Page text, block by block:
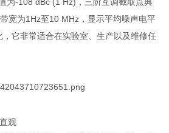
宽为1Hz至10 MHz，显示平均噪声电平
它非常适合在实验室、生产以及维修任
观